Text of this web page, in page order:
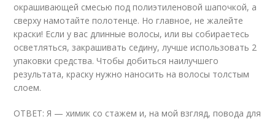
окрашивающей смесью под полиэтиленовой шапочкой, а
сверху намотайте полотенце. Но главное, не жалейте
краски! Если у вас длинные волосы, или вы собираетесь
осветляться, закрашивать седину, лучше использовать 2
упаковки средства. Чтобы добиться наилучшего
результата, краску нужно наносить на волосы толстым
слоем.
ОТВЕТ: Я — химик со стажем и, на мой взгляд, повода для